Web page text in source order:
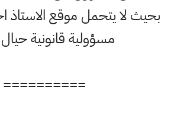
بحيث لا يتحمل موقع
مسؤولية قانونية
==========